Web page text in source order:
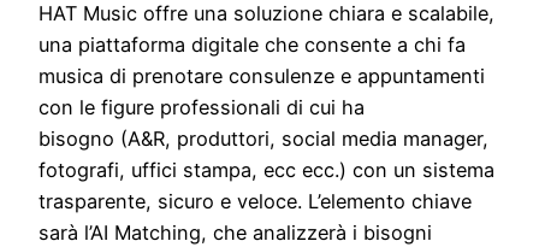
HAT Music offre una soluzione chiara e scalabile,
una piattaforma digitale che consente a chi fa
musica di prenotare consulenze e appuntamenti
con le figure professionali di cui ha
bisogno (A&R, produttori, social media manager,
fotografi, uffici stampa, ecc ecc.) con un sistema
trasparente, sicuro e veloce. L’elemento chiave
sarà l’AI Matching, che analizzerà i bisogni